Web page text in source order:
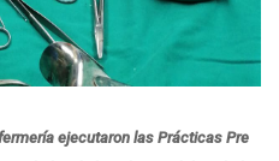
ejecutaron las Prácticas Pre